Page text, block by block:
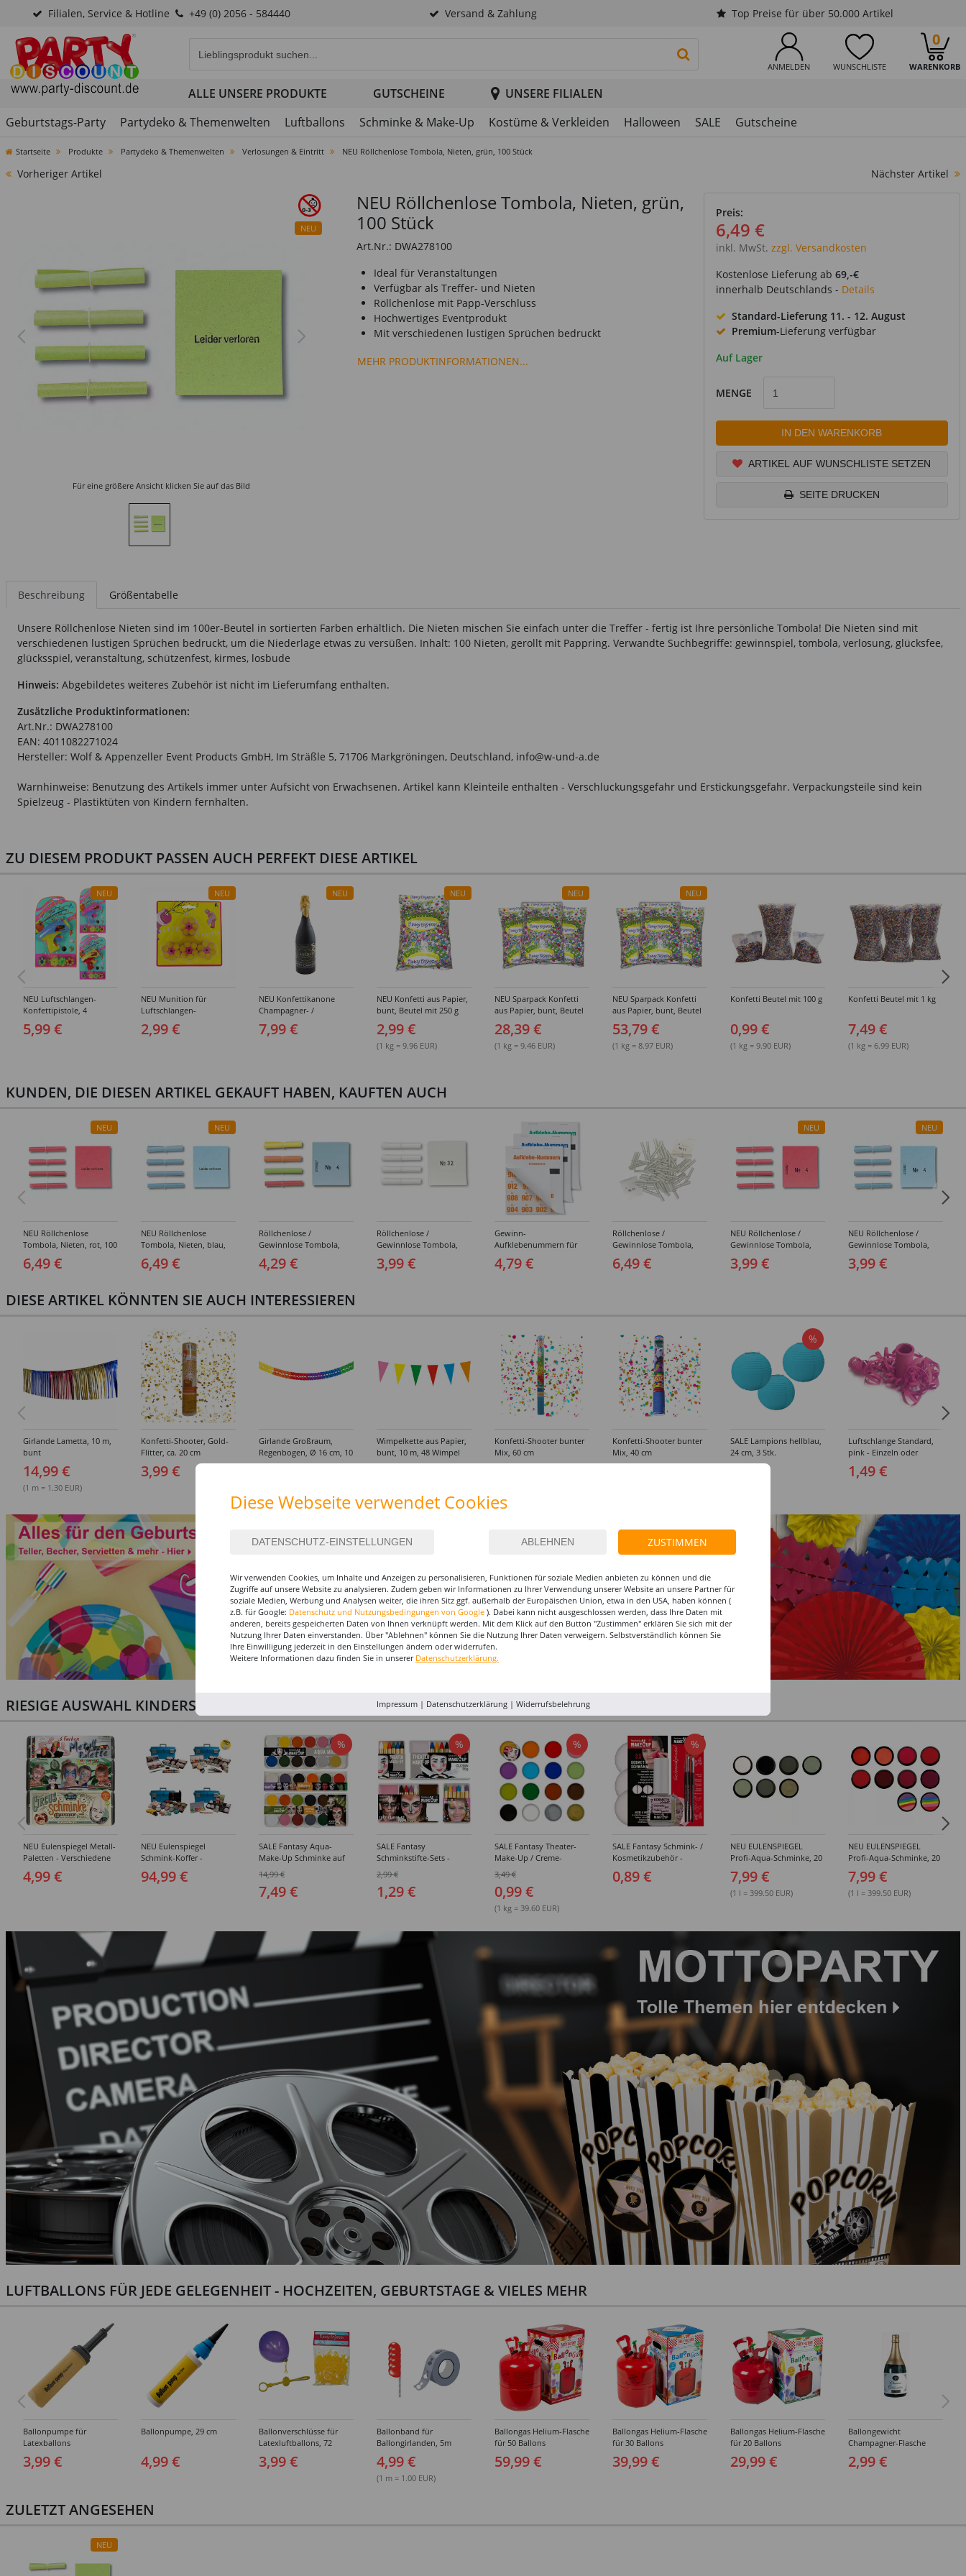
Filialen, Service & Hotline +49 (0) 2056 - 584440 Versand & Zahlung Top Preise für über 50.000 Artikel
ANMELDEN WUNSCHLISTE WARENKORB
0
PRODUKTSUCHE STARTEN
ALLE UNSERE PRODUKTE GUTSCHEINE
UNSERE FILIALEN
Geburtstags-Party
Partydeko & Themenwelten Luftballons Schminke & Make-Up Kostüme & Verkleiden Halloween SALE Gutscheine
Startseite Produkte Partydeko & Themenwelten Verlosungen & Eintritt NEU Röllchenlose Tombola, Nieten, grün, 100 Stück
Vorheriger Artikel Nächster Artikel
NEU
Für eine größere Ansicht klicken Sie auf das Bild
NEU Röllchenlose Tombola, Nieten, grün,
100 Stück
Art.Nr.: DWA278100
Ideal für Veranstaltungen
Verfügbar als Treffer- und Nieten
Röllchenlose mit Papp-Verschluss
Hochwertiges Eventprodukt
Mit verschiedenen lustigen Sprüchen bedruckt
MEHR PRODUKTINFORMATIONEN...
Preis:
6,49 €
inkl. MwSt. zzgl. Versandkosten
Kostenlose Lieferung ab 69,-€
innerhalb Deutschlands - Details
Standard-Lieferung 11. - 12. August
Premium-Lieferung verfügbar
Auf Lager
MENGE
IN DEN WARENKORB
ARTIKEL AUF WUNSCHLISTE SETZEN
SEITE DRUCKEN
Beschreibung Größentabelle
Unsere Röllchenlose Nieten sind im 100er-Beutel in sortierten Farben erhältlich. Die Nieten mischen Sie einfach unter die Treffer - fertig ist Ihre persönliche Tombola! Die Nieten sind mit
verschiedenen lustigen Sprüchen bedruckt, um die Niederlage etwas zu versüßen. Inhalt: 100 Nieten, gerollt mit Pappring. Verwandte Suchbegriffe: gewinnspiel, tombola, verlosung, glücksfee,
glücksspiel, veranstaltung, schützenfest, kirmes, losbude
Hinweis: Abgebildetes weiteres Zubehör ist nicht im Lieferumfang enthalten.
Zusätzliche Produktinformationen:
Art.Nr.: DWA278100
EAN: 4011082271024
Hersteller: Wolf & Appenzeller Event Products GmbH, Im Sträßle 5, 71706 Markgröningen, Deutschland, info@w-und-a.de
Warnhinweise: Benutzung des Artikels immer unter Aufsicht von Erwachsenen. Artikel kann Kleinteile enthalten - Verschluckungsgefahr und Erstickungsgefahr. Verpackungsteile sind kein
Spielzeug - Plastiktüten von Kindern fernhalten.
ZU DIESEM PRODUKT PASSEN AUCH PERFEKT DIESE ARTIKEL
NEU
NEU Luftschlangen-
Konfettipistole, 4
Patronen, farbig sortiert
5,99 €
NEU
NEU Munition für
Luftschlangen-
Konfettipistole, 4 Rollen
2,99 €
NEU
NEU Konfettikanone
Champagner- /
Sektflasche, Gold-
Schwarz, 33 cm
7,99 €
NEU
NEU Konfetti aus Papier,
bunt, Beutel mit 250 g
2,99 €
(1 kg = 9.96 EUR)
NEU
NEU Sparpack Konfetti
aus Papier, bunt, Beutel
mit 250 g, 12 Stück
28,39 €
(1 kg = 9.46 EUR)
NEU
NEU Sparpack Konfetti
aus Papier, bunt, Beutel
mit 250 g, 24 Stück
53,79 €
(1 kg = 8.97 EUR)
Konfetti Beutel mit 100 g
0,99 €
(1 kg = 9.90 EUR)
Konfetti Beutel mit 1 kg
7,49 €
(1 kg = 6.99 EUR)
KUNDEN, DIE DIESEN ARTIKEL GEKAUFT HABEN, KAUFTEN AUCH
NEU
NEU Röllchenlose
Tombola, Nieten, rot, 100
Stück
6,49 €
NEU
NEU Röllchenlose
Tombola, Nieten, blau,
100 Stück
6,49 €
Röllchenlose /
Gewinnlose Tombola,
Treffer, bunt - Nummern
1-1000
4,29 €
Röllchenlose /
Gewinnlose Tombola,
Treffer, weiß -
Verschiedene
3,99 €
Gewinn-
Aufklebenummern für
Tombola, selbstklebend -
Verschiedene Varianten
4,79 €
Röllchenlose /
Gewinnlose Tombola,
Nieten, weiß, 100 Stück
6,49 €
NEU
NEU Röllchenlose /
Gewinnlose Tombola,
Treffer, rot -
Verschiedene
3,99 €
NEU
NEU Röllchenlose /
Gewinnlose Tombola,
Treffer, blau -
Verschiedene
3,99 €
DIESE ARTIKEL KÖNNTEN SIE AUCH INTERESSIEREN
Girlande Lametta, 10 m,
bunt
14,99 €
(1 m = 1.30 EUR)
Konfetti-Shooter, Gold-
Flitter, ca. 20 cm
3,99 €
Girlande Großraum,
Regenbogen, Ø 16 cm, 10
m, schwer entflammbar
Wimpelkette aus Papier,
bunt, 10 m, 48 Wimpel
Konfetti-Shooter bunter
Mix, 60 cm
Konfetti-Shooter bunter
Mix, 40 cm
%
SALE Lampions hellblau,
24 cm, 3 Stk.
Luftschlange Standard,
pink - Einzeln oder
Sparpacks
1,49 €
RIESIGE AUSWAHL KINDERSCHMINKEN, PROFI-MAKE-UP & ZUBEHÖR
NEU Eulenspiegel Metall-
Paletten - Verschiedene
4,99 €
NEU Eulenspiegel
Schmink-Koffer -
Ausführungen
94,99 €
%
SALE Fantasy Aqua-
Make-Up Schminke auf
Paletten - Verschiedene
Ausführungen
14,99 €
7,49 €
%
SALE Fantasy
Schminkstifte-Sets -
Ausführungen
2,99 €
1,29 €
%
SALE Fantasy Theater-
Make-Up / Creme-
25g - Verschiedene
Karnevalsfarben
3,49 €
0,99 €
(1 kg = 39.60 EUR)
%
SALE Fantasy Schmink- /
Kosmetikzubehör -
0,89 €
NEU EULENSPIEGEL
Profi-Aqua-Schminke, 20
Grau-Töne -
Verschiedene Farben
7,99 €
(1 l = 399.50 EUR)
NEU EULENSPIEGEL
Profi-Aqua-Schminke, 20
Verschiedene Farben
7,99 €
(1 l = 399.50 EUR)
LUFTBALLONS FÜR JEDE GELEGENHEIT - HOCHZEITEN, GEBURTSTAGE & VIELES MEHR
Ballonpumpe für
Latexballons
3,99 €
Ballonpumpe, 29 cm
4,99 €
Ballonverschlüsse für
Latexluftballons, 72
Stück
3,99 €
Ballonband für
Ballongirlanden, 5m
Deko-Band aus PVC
4,99 €
(1 m = 1.00 EUR)
Ballongas Helium-Flasche
für 50 Ballons
59,99 €
Ballongas Helium-Flasche
für 30 Ballons
39,99 €
Ballongas Helium-Flasche
für 20 Ballons
29,99 €
Ballongewicht
Champagner-Flasche
2,99 €
ZULETZT ANGESEHEN
NEU
Diese Webseite verwendet Cookies
ZUSTIMMEN
Wir verwenden Cookies, um Inhalte und Anzeigen zu personalisieren, Funktionen für soziale Medien anbieten zu können und die
Zugriffe auf unsere Website zu analysieren. Zudem geben wir Informationen zu Ihrer Verwendung unserer Website an unsere Partner für
soziale Medien, Werbung und Analysen weiter, die ihren Sitz ggf. außerhalb der Europäischen Union, etwa in den USA, haben können (
z.B. für Google: Datenschutz und Nutzungsbedingungen von Google ). Dabei kann nicht ausgeschlossen werden, dass Ihre Daten mit
anderen, bereits gespeicherten Daten von Ihnen verknüpft werden. Mit dem Klick auf den Button "Zustimmen" erklären Sie sich mit der
Nutzung Ihrer Daten einverstanden. Über "Ablehnen" können Sie die Nutzung Ihrer Daten verweigern. Selbstverständlich können Sie
Ihre Einwilligung jederzeit in den Einstellungen ändern oder widerrufen.
Weitere Informationen dazu finden Sie in unserer Datenschutzerklärung.
Impressum| Datenschutzerklärung| Widerrufsbelehrung